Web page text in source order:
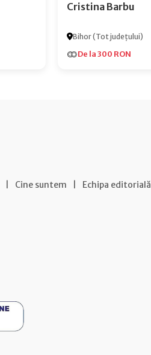
Cristina Barbu
Bihor (Tot județului)
De la 300 RON
Cine suntem Echipa editorială